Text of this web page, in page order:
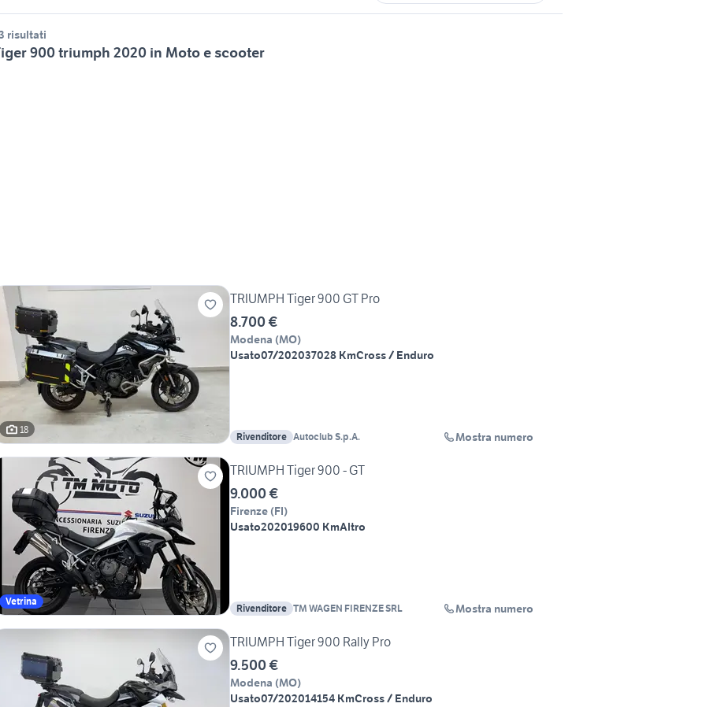
risultati
900 triumph 2020 in Moto e scooter
18
TRIUMPH Tiger 900 GT Pro
8.700 €
Modena (MO)
Usato07/202037028 KmCross / Enduro
Rivenditore Autoclub S.p.A. Mostra numero
Vetrina
TRIUMPH Tiger 900 - GT
9.000 €
Firenze (FI)
Usato202019600 KmAltro
Rivenditore TM WAGEN FIRENZE SRL Mostra numero
TRIUMPH Tiger 900 Rally Pro
9.500 €
Modena (MO)
Usato07/202014154 KmCross / Enduro